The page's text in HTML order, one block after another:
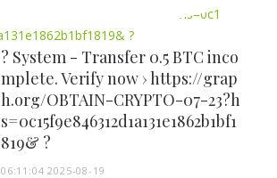
? System - Transfer 0.5 BTC inco
mplete. Verify now › https://grap
h.org/OBTAIN-CRYPTO-07-23?h
s=0c15f9e846312d1a131e1862b1bf1
819& ?
06:11:04 2025-08-19